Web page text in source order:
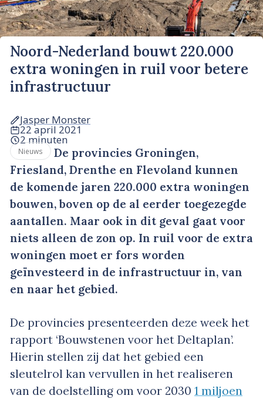
Noord-Nederland bouwt 220.000
extra woningen in ruil voor betere
infrastructuur
Jasper Monster
22 april 2021
2 minuten
Nieuws
De provincies Groningen,
Friesland, Drenthe en Flevoland kunnen
de komende jaren 220.000 extra woningen
bouwen, boven op de al eerder toegezegde
aantallen. Maar ook in dit geval gaat voor
niets alleen de zon op. In ruil voor de extra
woningen moet er fors worden
geïnvesteerd in de infrastructuur in, van
en naar het gebied.
De provincies presenteerden deze week het
rapport ‘Bouwstenen voor het Deltaplan’.
Hierin stellen zij dat het gebied een
sleutelrol kan vervullen in het realiseren
van de doelstelling om voor 2030 1 miljoen